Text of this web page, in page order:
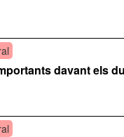
davant els